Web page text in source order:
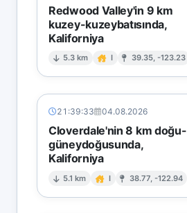
Redwood Valley'in 9 km
kuzey-kuzeybatısında,
Kaliforniya
5.3 km I 39.35, -123.23
21:39:33 04.08.2026
Cloverdale'nin 8 km doğu-
güneydoğusunda,
Kaliforniya
5.1 km I 38.77, -122.94